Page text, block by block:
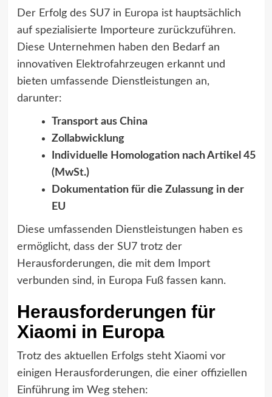
Der Erfolg des SU7 in Europa ist hauptsächlich
auf spezialisierte Importeure zurückzuführen.
Diese Unternehmen haben den Bedarf an
innovativen Elektrofahrzeugen erkannt und
bieten umfassende Dienstleistungen an,
darunter:
Transport aus China
Zollabwicklung
Individuelle Homologation nach Artikel 45
(MwSt.)
Dokumentation für die Zulassung in der
EU
Diese umfassenden Dienstleistungen haben es
ermöglicht, dass der SU7 trotz der
Herausforderungen, die mit dem Import
verbunden sind, in Europa Fuß fassen kann.
Herausforderungen für
Xiaomi in Europa
Trotz des aktuellen Erfolgs steht Xiaomi vor
einigen Herausforderungen, die einer offiziellen
Einführung im Weg stehen: